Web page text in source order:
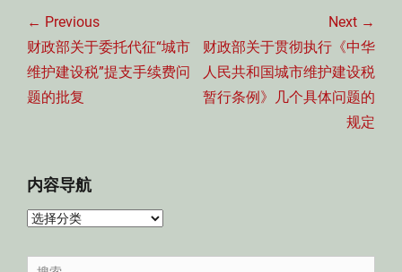
章
导
航
← Previous
Previous
post:
财政部关于委托代征“城市
维护建设税”提支手续费问
题的批复
Next →
Next
post:
财政部关于贯彻执行《中华
人民共和国城市维护建设税
暂行条例》几个具体问题的
规定
内容导航
内
导Search